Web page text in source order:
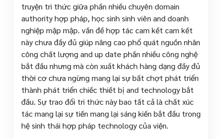
truyện tri thức giữa phần nhiều chuyên domain
authority hợp pháp, học sinh sinh viên and doanh
nghiệp mập mập. vấn đề hợp tác cam kết cam kết
này chưa đầy đủ giúp nâng cao phổ quát nguồn nhân
công chất lượng and up date phần nhiều công nghệ
bắt đầu nhưng mà còn xuất khách hàng dạng đầy đủ
thời cơ chưa ngừng mang lại sự bất chợt phát triển
thành phát triển chiếc thiết bị and technology bắt
đầu. Sự trao đổi tri thức này bao tất cả là chất xúc
tác mang lại sự tiến mang lại sáng kiến bắt đầu trong
hệ sinh thái hợp pháp technology của viện.